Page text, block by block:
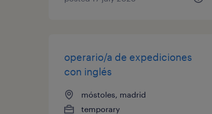
operario/a de expediciones
con inglés
móstoles, madrid
temporary